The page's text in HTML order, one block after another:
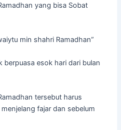
yang bisa Sobat
min shahri Ramadhan”
berpuasa esok hari dari bulan
tersebut harus
fajar dan sebelum